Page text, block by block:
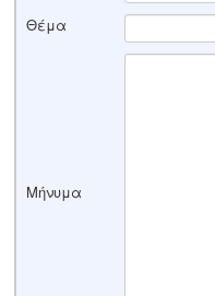
Θέμα
Μήνυμα